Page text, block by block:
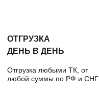
Отгрузка любыми ТК, от
любой суммы по РФ и СНГ
ОТГРУЗКА
ДЕНЬ В ДЕНЬ